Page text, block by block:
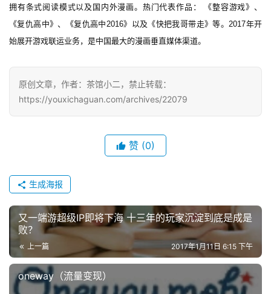
界
手
游
戏
单
休
闲
游
戏
2
0
拥有条式阅读模式以及国内外漫画。热门代表作品： 《整容游戏》、
《复仇高中》、《复仇高中2016》以及《快把我哥带走》等。2017年开
始展开游戏联运业务，是中国最大的漫画垂直媒体渠道。
原创文章，作者：茶馆小二，禁止转载：
https://youxichaguan.com/archives/22079
赞 (0)
生成海报
又一端游超级IP即将下海 十三年的玩家沉淀到底是成是
败？
上一篇 2017年1月11日 6:15 下午
oneway（流量变现）